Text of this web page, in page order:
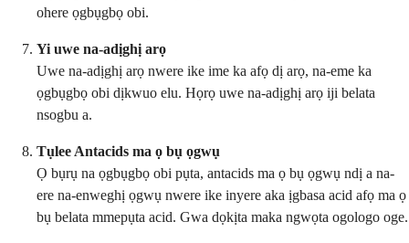
ohere ọgbụgbọ obi.
Yi uwe na-adịghị arọ
Uwe na-adịghị arọ nwere ike ime ka afọ dị arọ, na-eme ka
ọgbụgbọ obi dịkwuo elu. Họrọ uwe na-adịghị arọ iji belata
nsogbu a.
Tụlee Antacids ma ọ bụ ọgwụ
Ọ bụrụ na ọgbụgbọ obi pụta, antacids ma ọ bụ ọgwụ ndị a na-
ere na-enweghị ọgwụ nwere ike inyere aka ịgbasa acid afọ ma ọ
bụ belata mmepụta acid. Gwa dọkịta maka ngwọta ogologo oge.